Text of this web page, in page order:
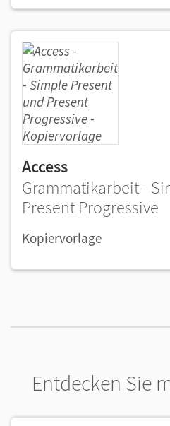
Access
Grammatikarbeit -
Present Progressive
Kopiervorlage
Entdecken Sie